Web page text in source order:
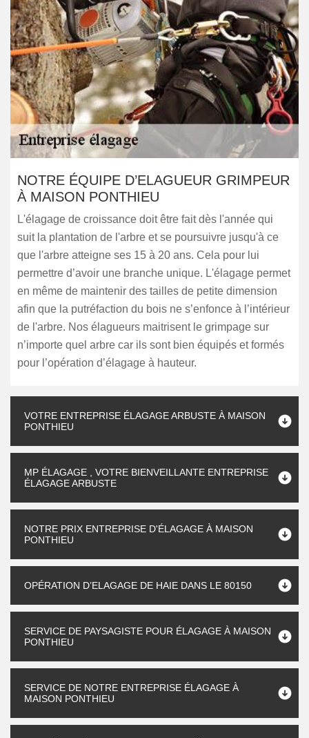
NOTRE ÉQUIPE D’ELAGUEUR GRIMPEUR
À MAISON PONTHIEU
L'élagage de croissance doit être fait dès l'année qui
suit la plantation de l'arbre et se poursuivre jusqu'à ce
que l'arbre atteigne ses 15 à 20 ans. Cela pour lui
permettre d’avoir une branche unique. L'élagage permet
en même de maintenir des tailles de petite dimension
afin que la putréfaction du bois ne s’enfonce à l’intérieur
de l'arbre. Nos élagueurs maitrisent le grimpage sur
n’importe quel arbre car ils sont bien équipés et formés
pour l’opération d’élagage à hauteur.
VOTRE ENTREPRISE ÉLAGAGE ARBUSTE À MAISON
PONTHIEU
MP ÉLAGAGE , VOTRE BIENVEILLANTE ENTREPRISE
ÉLAGAGE ARBUSTE
NOTRE PRIX ENTREPRISE D'ÉLAGAGE À MAISON
PONTHIEU
OPÉRATION D’ELAGAGE DE HAIE DANS LE 80150
SERVICE DE PAYSAGISTE POUR ÉLAGAGE À MAISON
PONTHIEU
SERVICE DE NOTRE ENTREPRISE ÉLAGAGE À
MAISON PONTHIEU